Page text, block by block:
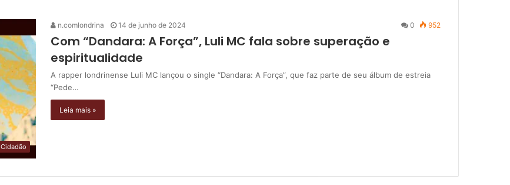
Cidadão
n.comlondrina 14 de junho de 2024 0 952
Com “Dandara: A Força”, Luli MC fala sobre superação e
espiritualidade
A rapper londrinense Luli MC lançou o single “Dandara: A Força”, que faz parte de seu álbum de estreia
“Pede…
Leia mais »